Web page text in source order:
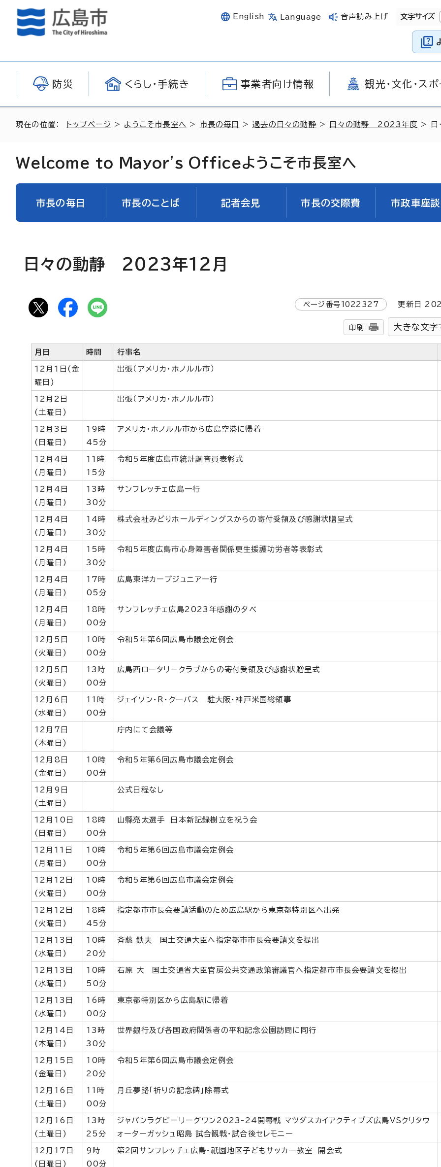
English Language 音声読み上げ 文字サイズ
防災 くらし・手続き 事業者向け情報 観光・文化・ス
現在の位置： トップページ > ようこそ市長室へ > 市長の毎日 >過去の日々の動静 > 日々の動静 2023年度 > 日
Welcome to Mayor's Officeようこそ市長室へ
市長の毎日 市長のことば 記者会見 市長の交際費 市政車座
日々の動静 2023年12月
ページ番号1022327 更新日
印刷 大きな文字
月日 時間 行事名
12月1日(金
曜日)
出張（アメリカ・ホノルル市）
12月2日
(土曜日)
出張（アメリカ・ホノルル市）
12月3日
(日曜日)
19時
45分
アメリカ・ホノルル市から広島空港に帰着
12月4日
(月曜日)
11時
15分
令和5年度広島市統計調査員表彰式
12月4日
(月曜日)
13時
30分
サンフレッチェ広島一行
12月4日
(月曜日)
14時
30分
株式会社みどりホールディングスからの寄付受領及び感謝状贈呈式
12月4日
(月曜日)
15時
30分
令和5年度広島市心身障害者関係更生援護功労者等表彰式
12月4日
(月曜日)
17時
05分
広島東洋カープジュニア一行
12月4日
(月曜日)
18時
00分
サンフレッチェ広島2023年感謝の夕べ
12月5日
(火曜日)
10時
00分
令和5年第6回広島市議会定例会
12月5日
(火曜日)
13時
00分
広島西ロータリークラブからの寄付受領及び感謝状贈呈式
12月6日
(水曜日)
11時
00分
ジェイソン・R・クーバス 駐大阪・神戸米国総領事
12月7日
(木曜日)
庁内にて会議等
12月8日
(金曜日)
10時
00分
令和5年第6回広島市議会定例会
12月9日
(土曜日)
公式日程なし
12月10日
(日曜日)
18時
00分
山縣亮太選手 日本新記録樹立を祝う会
12月11日
(月曜日)
10時
00分
令和5年第6回広島市議会定例会
12月12日
(火曜日)
10時
00分
令和5年第6回広島市議会定例会
12月12日
(火曜日)
18時
45分
指定都市市長会要請活動のため広島駅から東京都特別区へ出発
12月13日
(水曜日)
10時
20分
斉藤 鉄夫 国土交通大臣へ指定都市市長会要請文を提出
12月13日
(水曜日)
10時
50分
石原 大 国土交通省大臣官房公共交通政策審議官へ指定都市市長会要請文を提出
12月13日
(水曜日)
16時
00分
東京都特別区から広島駅に帰着
12月14日
(木曜日)
13時
30分
世界銀行及び各国政府関係者の平和記念公園訪問に同行
12月15日
(金曜日)
10時
20分
令和5年第6回広島市議会定例会
12月16日
(土曜日)
11時
00分
月丘夢路「祈りの記念碑」除幕式
12月16日
(土曜日)
13時
25分
ジャパンラグビーリーグワン2023-24開幕戦 マツダスカイアクティブズ広島VSクリタウ
ォーターガッシュ昭島 試合観戦・試合後セレモニー
12月17日
(日曜日)
9時
00分
第2回サンフレッチェ広島・祇園地区子どもサッカー教室 開会式